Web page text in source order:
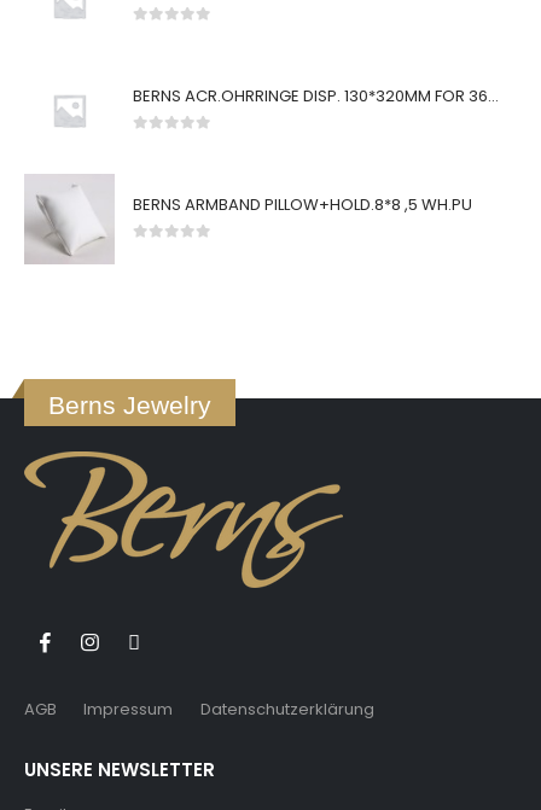
BERNS ACR.OHRRINGE DISP. 130*320MM FOR 36 PAIRS
BERNS ARMBAND PILLOW+HOLD.8*8 ,5 WH.PU
Berns Jewelry
AGB Impressum Datenschutzerklärung
UNSERE NEWSLETTER